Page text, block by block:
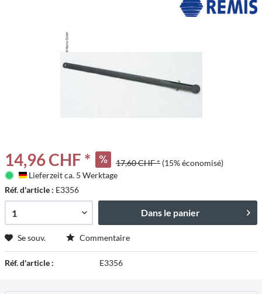
14,96 CHF * 17,60 CHF * (15% économisé)
Deutschland
Lieferzeit ca. 5 Werktage
Réf. d'article : E3356
Dans le panier
Se souv. Commentaire
Réf. d'article : E3356